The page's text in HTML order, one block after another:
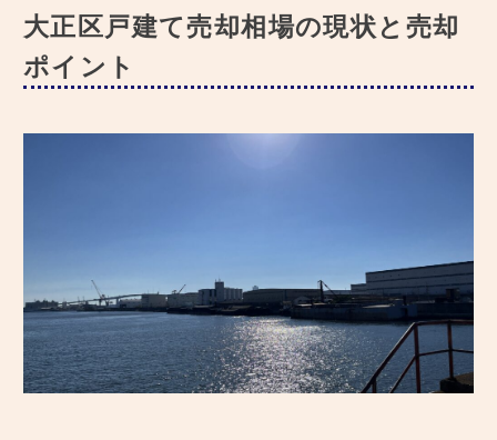
購入はこちらへ
お問い合わせ
アクセス
大正区戸建て売却相場の現状と売却
ポイント